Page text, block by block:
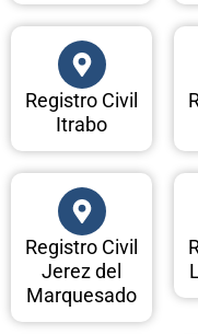
Registro Civil
Itrabo
Registro Civil
Jerez del
Marquesado